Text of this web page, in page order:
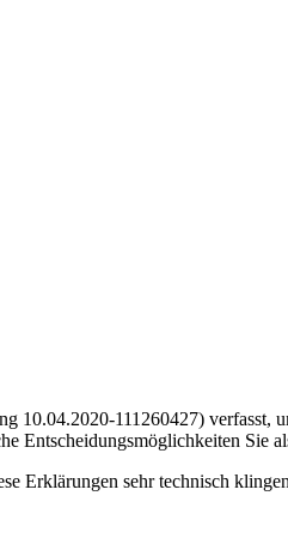
10.04.2020-111260427)
Entscheidungsmöglichkeiten Sie
Erklärungen sehr technisch